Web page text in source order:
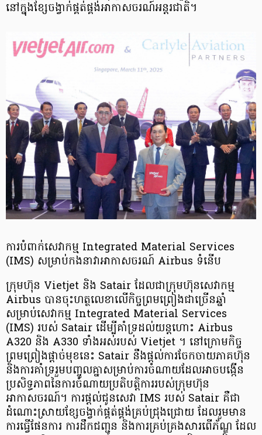
នៅក្នុងខ្សែចង្វាក់ផ្គត់ផ្គង់អាកាសចរណ៍អន្តរជាតិ។
ការបំពាក់សេវាកម្ម Integrated Material Services
(IMS) សម្រាប់កងនាវាអាកាសចរណ៍ Airbus ទំនើប
ក្រុមហ៊ុន Vietjet និង Satair ដែលជាក្រុមហ៊ុនសេវាកម្ម
Airbus បានចុះហត្ថលេខាលើកិច្ចព្រមព្រៀងជាច្រើនឆ្នាំ
សម្រាប់សេវាកម្ម Integrated Material Services
(IMS) របស់ Satair ដើម្បីគាំទ្រដល់យន្តហោះ Airbus
A320 និង A330 ទាំងអស់របស់ Vietjet ។ នៅក្រោមកិច្ច
ព្រមព្រៀងផ្តាច់មុខនេះ Satair នឹងផ្តល់ការចែកចាយភាគហ៊ុន
និងការគាំទ្ររួមបញ្ចូលគ្នាសម្រាប់ការចំណាយដែលអាចបង្កើន
ប្រសិទ្ធភាពនៃការចំណាយប្រតិបត្តិការរបស់ក្រុមហ៊ុន
អាកាសចរណ៍។ ការផ្តល់ជូនសេវា IMS របស់ Satair គឺជា
ដំណោះស្រាយខ្សែចង្វាក់ផ្គត់ផ្គង់គ្រប់ជ្រុងជ្រោយ ដែលរួមមាន
ការធ្វើផែនការ ការដឹកជញ្ជូន និងការគ្រប់គ្រងសារពើភ័ណ្ឌ ដែល